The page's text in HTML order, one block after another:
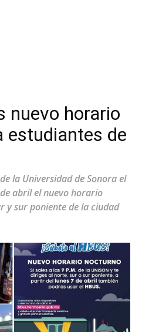
nuevo horario
estudiantes de
la Universidad de Sonora el
abril el nuevo horario
y sur poniente de la ciudad